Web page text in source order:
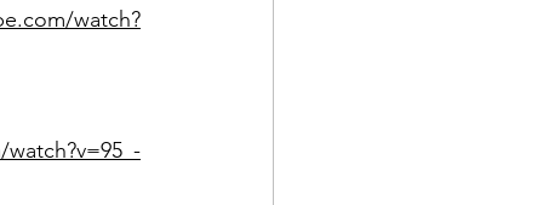
watch?